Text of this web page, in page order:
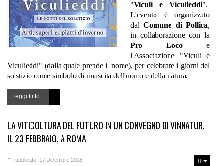
"Viculi e Viculieddi".
L'evento è organizzato
dal Comune di Pollica,
in collaborazione con la
Pro Loco e
l'Associazione "Viculi e
Viculieddi" (dalla quale prende il nome), per celebrare i giorni del
solstizio come simbolo di rinascita dell'uomo e della natura.
Leggi tutto...
LA VITICOLTURA DEL FUTURO IN UN CONVEGNO DI VINNATUR,
IL 23 FEBBRAIO, A ROMA
Pubblicato: 17 Dicembre 2018